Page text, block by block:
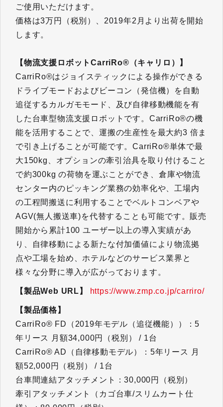
ご使用いただけます。
価格は3万円（税別）、2019年2月より出荷を開始
します。
【物流支援ロボットCarriRo®（キャリロ）】
CarriRo®はジョイスティックによる操作ができる
ドライブモードおよびビーコン（発信機）を自動
追従するカルガモモード、及び自律移動機能を有
した台車型物流支援ロボットです。CarriRo®の機
能を活用することで、運搬の生産性を最大約3 倍ま
で引き上げることが可能です。CarriRo®単体で最
大150kg、オプションの牽引治具を取り付けること
で約300kg の荷物を運ぶことができ、倉庫や物流
センター内のピッキング業務の効率化や、工場内
の工程間搬送に利用することでベルトコンベアや
AGV(無人搬送車)を代替することも可能です。販売
開始から累計100 ユーザー以上の導入実績があ
り、自律移動による新たな付加価値により物流拠
点や工場を始め、ホテルなどのサービス業界と
様々な分野に導入が広がっております。
【製品Web URL】 https://www.zmp.co.jp/carriro/
【製品価格】
CarriRo® FD（2019年モデル（追従機能））：5
年リース 月額34,000円（税別） / 1台
CarriRo® AD（自律移動モデル）：5年リース 月
額52,000円（税別） / 1台
台車間連結アタッチメント：30,000円（税別）
牽引アタッチメント（カゴ台車/スリムカート仕